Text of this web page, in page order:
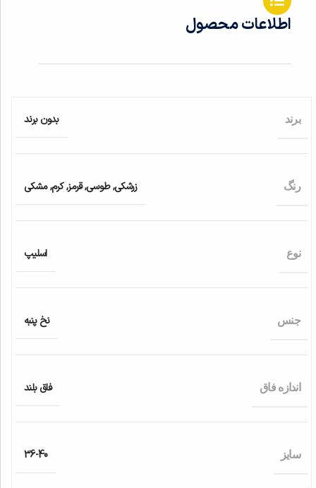
اطلاعات محصول
برند بدون برند
رنگ زرشکی,طوسی,قرمز,کرم,مشکی
نوع اسلیپ
جنس نخ پنبه
اندازه فاق فاق بلند
سایز 36-40